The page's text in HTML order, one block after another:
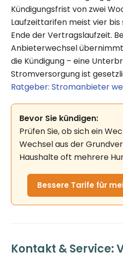
Kündigungsfrist von zwei
Laufzeittarifen meist vier
Ende der Vertragslaufzeit.
Anbieterwechsel
die Kündigung – eine
Stromversorgung ist
Ratgeber: Stromanbieter
Bevor Sie kündigen:
Prüfen Sie, ob sich ein
Wechsel aus der
Haushalte oft mehrere
Bessere Tarife für
Kontakt & Service: